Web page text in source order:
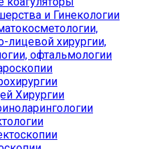
и Гинекологии
лицевой хирургии,
офтальмологии
Хирургии